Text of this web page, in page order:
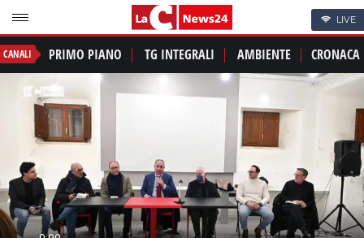
LIVE
CANALI PRIMO PIANO TG INTEGRALI AMBIENTE CRONACA